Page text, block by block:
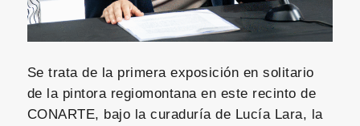
Se trata de la primera exposición en solitario
de la pintora regiomontana en este recinto de
CONARTE, bajo la curaduría de Lucía Lara, la